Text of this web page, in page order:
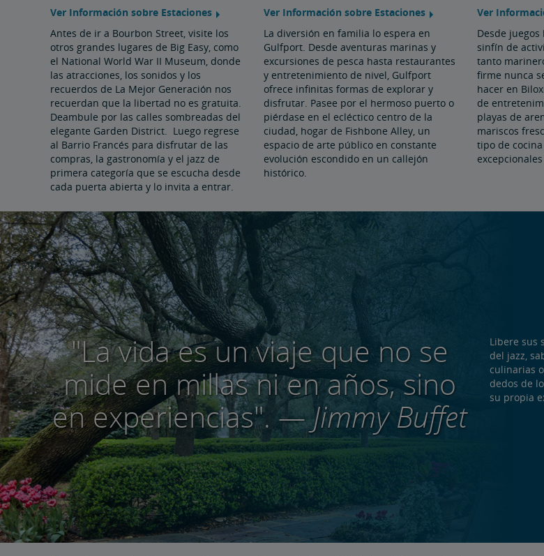
Ver Información sobre Estaciones
Antes de ir a Bourbon Street, visite los
otros grandes lugares de Big Easy, como
el National World War II Museum, donde
las atracciones, los sonidos y los
recuerdos de La Mejor Generación nos
recuerdan que la libertad no es gratuita.
Deambule por las calles sombreadas del
elegante Garden District. Luego regrese
al Barrio Francés para disfrutar de las
compras, la gastronomía y el jazz de
primera categoría que se escucha desde
cada puerta abierta y lo invita a entrar.
Ver Información sobre Estaciones
La diversión en familia lo espera en
Gulfport. Desde aventuras marinas y
excursiones de pesca hasta restaurantes
y entretenimiento de nivel, Gulfport
ofrece infinitas formas de explorar y
disfrutar. Pasee por el hermoso puerto o
piérdase en el ecléctico centro de la
ciudad, hogar de Fishbone Alley, un
espacio de arte público en constante
evolución escondido en un callejón
histórico.
Ver
Desde
sinfín de
tanto
firme nunca
hacer en
de
playas de
mariscos
tipo de
Libere sus
del jazz,
culinarias
dedos de
su propia
"La vida es un viaje que no se
mide en millas ni en años, sino
en experiencias".— Jimmy Buffet